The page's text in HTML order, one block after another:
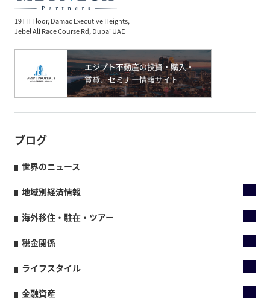
19TH Floor, Damac Executive Heights,
Jebel Ali Race Course Rd, Dubai UAE
ブログ
世界のニュース
地域別経済情報
海外移住・駐在・ツアー
税金関係
ライフスタイル
金融資産